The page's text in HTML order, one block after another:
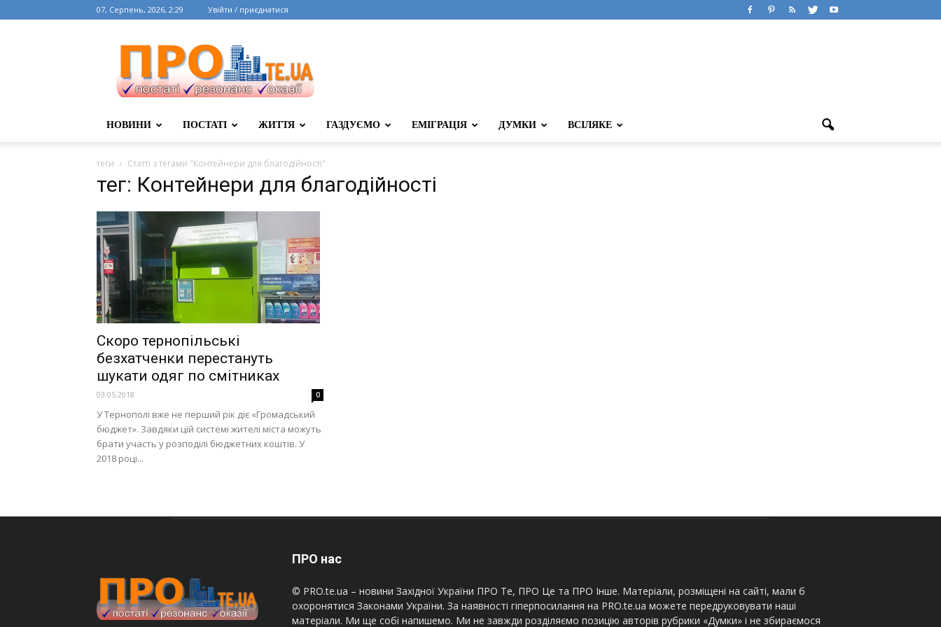
07, Серпень, 2026, 2:29 Увійти / приєднатися
НОВИНИ ПОСТАТІ ЖИТТЯ ГАЗДУЄМО ЕМІГРАЦІЯ ДУМКИ ВСІЛЯКЕ
теги Статті з тегами "Контейнери для благодійності"
тег: Контейнери для благодійності
Скоро тернопільські
безхатченки перестануть
шукати одяг по смітниках
03.05.2018 0
У Тернополі вже не перший рік діє «Громадський
бюджет». Завдяки цій системі жителі міста можуть
брати участь у розподілі бюджетних коштів. У
2018 році...
ПРО нас
© PRO.te.ua – новини Західної України ПРО Те, ПРО Це та ПРО Інше. Матеріали, розміщені на сайті, мали б
охоронятися Законами України. За наявності гіперпосилання на PRO.te.ua можете передруковувати наші
матеріали. Ми ще собі напишемо. Ми не завжди розділяємо позицію авторів рубрики «Думки» і не збираємося